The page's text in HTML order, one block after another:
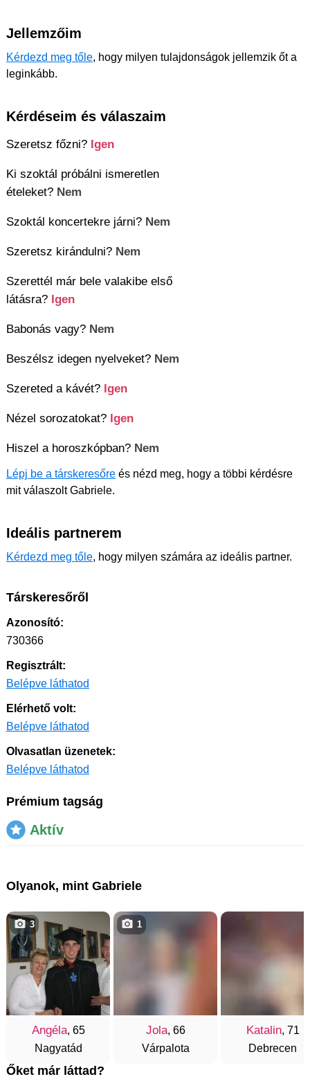
Jellemzőim
Kérdezd meg tőle, hogy milyen tulajdonságok jellemzik őt a
leginkább.
Kérdéseim és válaszaim
Szeretsz főzni? Igen
Ki szoktál próbálni ismeretlen
ételeket? Nem
Szoktál koncertekre járni? Nem
Szeretsz kirándulni? Nem
Szerettél már bele valakibe első
látásra? Igen
Babonás vagy? Nem
Beszélsz idegen nyelveket? Nem
Szereted a kávét? Igen
Nézel sorozatokat? Igen
Hiszel a horoszkópban? Nem
Lépj be a társkeresőre és nézd meg, hogy a többi kérdésre
mit válaszolt Gabriele.
Ideális partnerem
Kérdezd meg tőle, hogy milyen számára az ideális partner.
Társkeresőről
Azonosító:
730366
Regisztrált:
Belépve láthatod
Elérhető volt:
Belépve láthatod
Olvasatlan üzenetek:
Belépve láthatod
Prémium tagság
Aktív
Olyanok, mint Gabriele
Angéla, 65
Nagyatád
3
Jola, 66
Várpalota
1
Katalin, 71
Debrecen
Őket már láttad?